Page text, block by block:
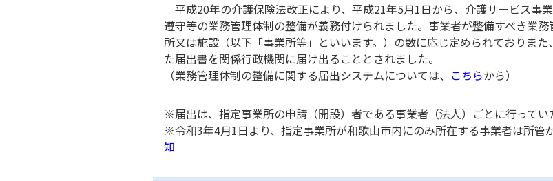
平成20年の介護保険法改正により、平成21年5月1日から、介護サービス事
遵守等の業務管理体制の整備が義務付けられました。事業者が整備すべき業
所又は施設（以下「事業所等」といいます。）の数に応じ定められておりま
た届出書を関係行政機関に届け出ることとされました。
（業務管理体制の整備に関する届出システムについては、 こちらから）
※届出は、指定事業所の申請（開設）者である事業者（法人）ごとに行ってい
※令和3年4月1日より、指定事業所が和歌山市内にのみ所在する事業者は所管
知